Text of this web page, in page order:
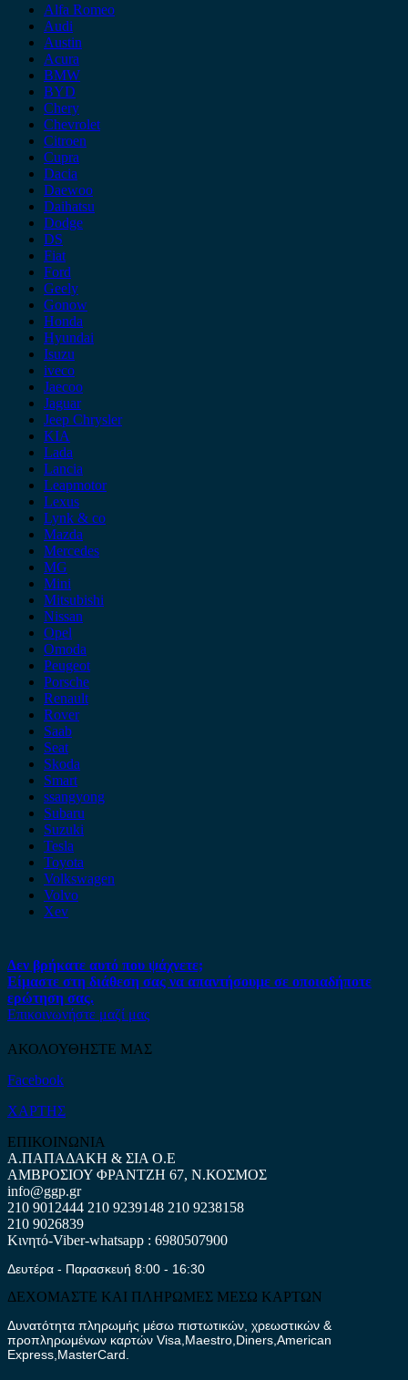
Alfa Romeo
Audi
Austin
Acura
BMW
BYD
Chery
Chevrolet
Citroen
Cupra
Dacia
Daewoo
Daihatsu
Dodge
DS
Fiat
Ford
Geely
Gonow
Honda
Hyundai
Isuzu
iveco
Jaecoo
Jaguar
Jeep Chrysler
KIA
Lada
Lancia
Leapmotor
Lexus
Lynk & co
Mazda
Mercedes
MG
Mini
Mitsubishi
Nissan
Opel
Omoda
Peugeot
Porsche
Renault
Rover
Saab
Seat
Skoda
Smart
ssangyong
Subaru
Suzuki
Tesla
Toyota
Volkswagen
Volvo
Xev
Δεν βρήκατε αυτό που ψάχνετε;
Είμαστε στη διάθεση σας να απαντήσουμε σε οποιαδήποτε
ερώτηση σας.
Επικοινωνήστε μαζί μας
ΑΚΟΛΟΥΘΗΣΤΕ ΜΑΣ
Facebook
ΧΑΡΤΗΣ
ΕΠΙΚΟΙΝΩΝΙΑ
Α.ΠΑΠΑΔΑΚΗ & ΣΙΑ Ο.Ε
ΑΜΒΡΟΣΙΟΥ ΦΡΑΝΤΖΗ 67, Ν.ΚΟΣΜΟΣ
info@ggp.gr
210 9012444 210 9239148 210 9238158
210 9026839
Κινητό-Viber-whatsapp : 6980507900
Δευτέρα - Παρασκευή 8:00 - 16:30
ΔΕΧΟΜΑΣΤΕ ΚΑΙ ΠΛΗΡΩΜΕΣ ΜΕΣΩ ΚΑΡΤΩΝ
Δυνατότητα πληρωμής μέσω πιστωτικών, χρεωστικών &
προπληρωμένων καρτών Visa,Maestro,Diners,American
Express,MasterCard.